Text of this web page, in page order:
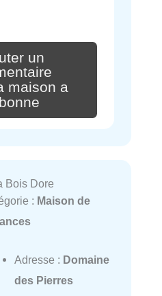
un
maison a
Bois Dore
: Maison de
Adresse : Domaine
des Pierres